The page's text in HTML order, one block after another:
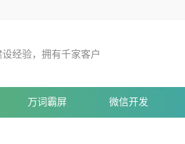
设经验， 拥有千家客户
万词霸屏 微信开发